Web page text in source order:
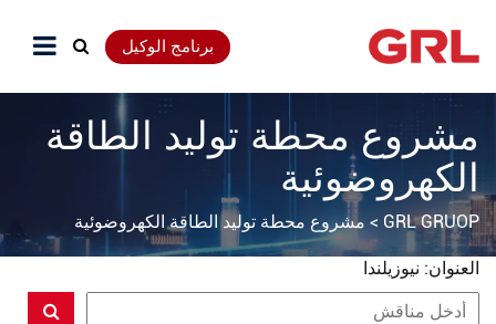
برنامج الوكيل
مشروع محطة توليد الطاقة
الكهروضوئية
GRL GRUOP
> مشروع محطة توليد الطاقة الكهروضوئية
العنوان: نيوزيلندا